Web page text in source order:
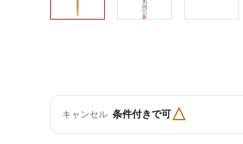
キャンセル 条件付きで可△